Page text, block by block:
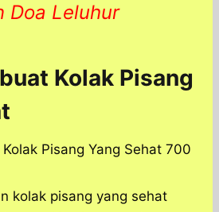
Doa Leluhur
Kolak Pisang
kolak pisang yang sehat